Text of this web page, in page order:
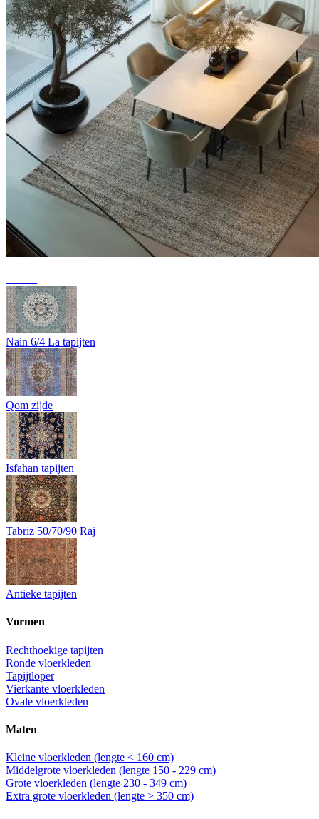
Nain 6/4 La tapijten
Qom zijde
Isfahan tapijten
Tabriz 50/70/90 Raj
Antieke tapijten
Vormen
Rechthoekige tapijten
Ronde vloerkleden
Tapijtloper
Vierkante vloerkleden
Ovale vloerkleden
Maten
Kleine vloerkleden (lengte < 160 cm)
Middelgrote vloerkleden (lengte 150 - 229 cm)
Grote vloerkleden (lengte 230 - 349 cm)
Extra grote vloerkleden (lengte > 350 cm)